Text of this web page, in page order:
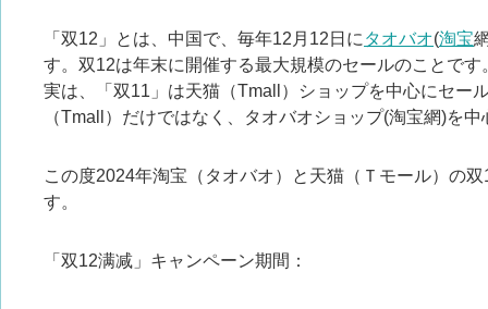
「双12」とは、中国で、毎年12月12日に タオバオ(淘宝
す。双12は年末に開催する最大規模のセールのことです
実は、「双11」は天猫（Tmall）ショップを中心にセー
（Tmall）だけではなく、タオバオショップ(淘宝網)を
この度2024年淘宝（タオバオ）と天猫（Ｔモール）の
す。
「双12满减」キャンペーン期間：